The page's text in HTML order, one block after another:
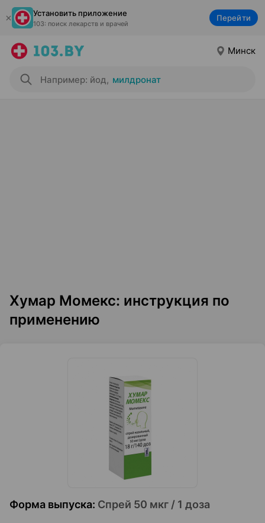
Установить приложение
103: поиск лекарств и врачей
Перейти
Минск
Например: йод, милдронат
Хумар Момекс: инструкция по
применению
Форма выпуска: Спрей 50 мкг / 1 доза